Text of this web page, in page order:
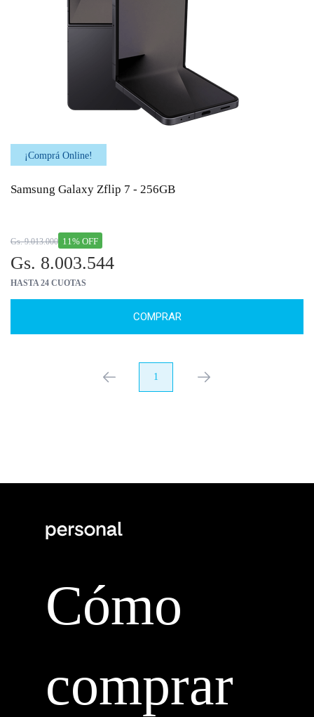
¡Comprá Online!
Samsung Galaxy Zflip 7 - 256GB
11% OFF
Gs. 9.013.000
Gs. 8.003.544
HASTA 24 CUOTAS
COMPRAR
anterior 1 próximo
Cómo
comprar